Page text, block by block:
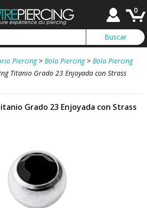
0
Piercing > Bola Piercing > Bola Piercing
Titanio Grado 23 Enjoyada con Strass
Grado 23 Enjoyada con Strass